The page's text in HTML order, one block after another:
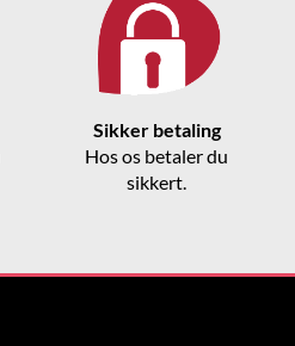
Sikker betaling
Hos os betaler du
sikkert.